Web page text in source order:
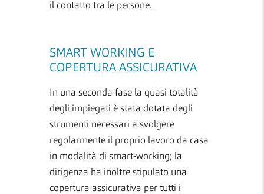
il contatto tra le persone.
SMART WORKING E
COPERTURA ASSICURATIVA
In una seconda fase la quasi totalità
degli impiegati è stata dotata degli
strumenti necessari a svolgere
regolarmente il proprio lavoro da casa
in modalità di smart-working; la
dirigenza ha inoltre stipulato una
copertura assicurativa per tutti i